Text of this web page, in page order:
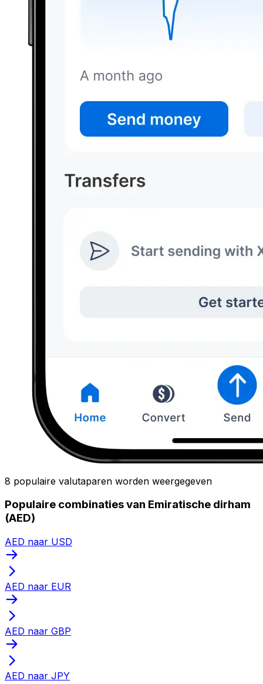
8 populaire valutaparen worden weergegeven
Populaire combinaties van Emiratische dirham
(AED)
AED naar USD
AED naar EUR
AED naar GBP
AED naar JPY